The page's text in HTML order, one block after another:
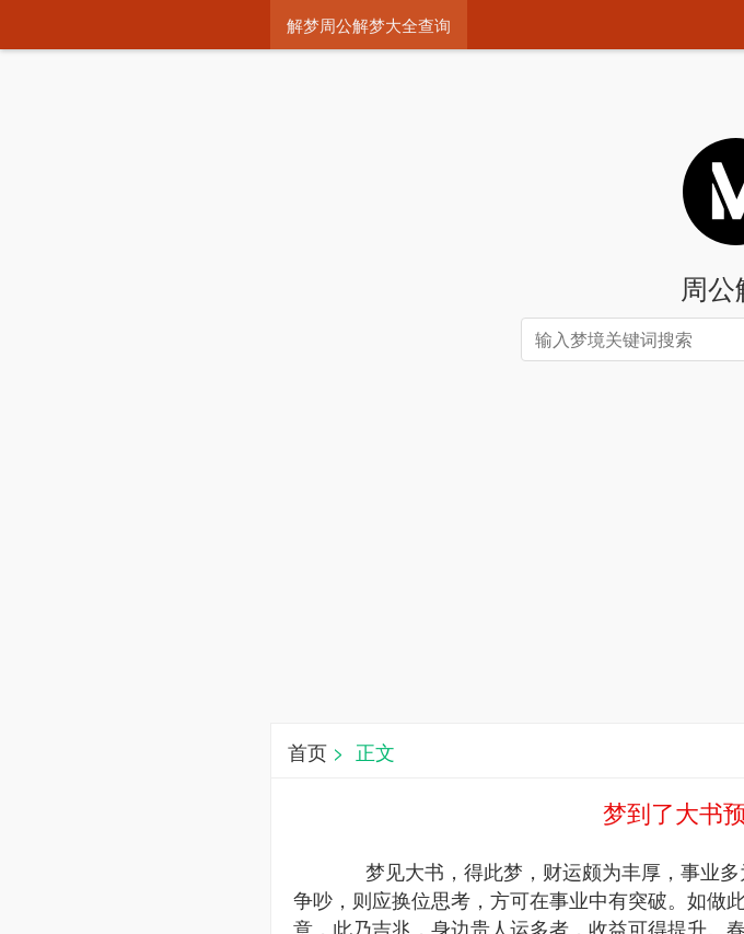
解梦周公解梦大全查询
周
首页 > 正文
梦到了大书
梦见大书，得此梦，财运颇为丰厚，事业多
争吵，则应换位思考，方可在事业中有突破。如做
意，此乃吉兆，身边贵人运多者，收益可得提升。